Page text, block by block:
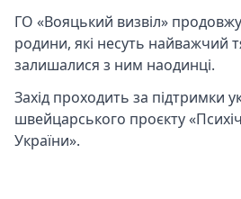
ГО «Вояцький визвіл»
родини, які несуть найважчий
залишалися з ним наодинці.
Захід проходить за підтримки
швейцарського проєкту
України».